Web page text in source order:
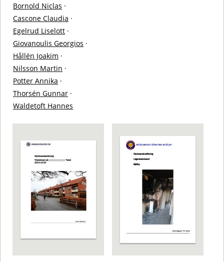
Bornold Niclas ·
Cascone Claudia ·
Egelrud Liselott ·
Giovanoulis Georgios ·
Hållén Joakim ·
Nilsson Martin ·
Potter Annika ·
Thorsén Gunnar ·
Waldetoft Hannes